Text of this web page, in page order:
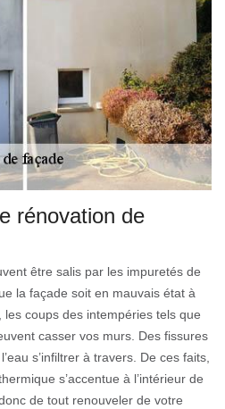
rénovation de
être salis par les impuretés de
la façade soit en mauvais état à
les coups des intempéries tels que
casser vos murs. Des fissures
s’infiltrer à travers. De ces faits,
s’accentue à l’intérieur de
de tout renouveler de votre